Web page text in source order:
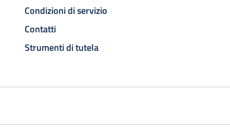
Condizioni di servizio
Contatti
Strumenti di tutela